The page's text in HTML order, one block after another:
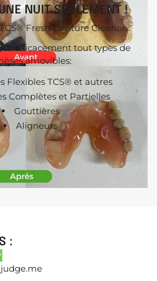
NUIT SEULEMENT !
Fresh Denture Cleaner...
efficacement tout types de
amovibles:
Flexibles TCS® et autres
Complètes et Partielles
Gouttières
Aligneurs
: